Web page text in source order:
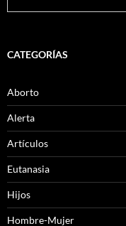
CATEGORÍAS
Aborto
Alerta
Artículos
Eutanasia
Hijos
Hombre-Mujer